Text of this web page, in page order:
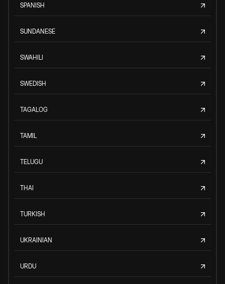
SPANISH
SUNDANESE
SWAHILI
SWEDISH
TAGALOG
TAMIL
TELUGU
THAI
TURKISH
UKRAINIAN
URDU